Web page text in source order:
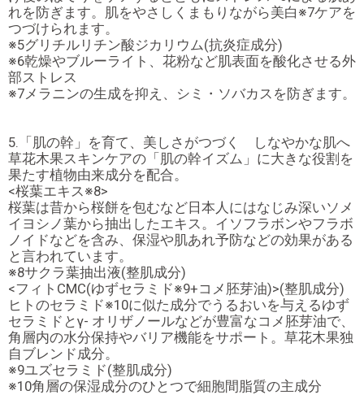
れを防ぎます。肌をやさしくまもりながら美白※7ケアを
つづけられます。
※5グリチルリチン酸ジカリウム(抗炎症成分)
※6乾燥やブルーライト、花粉など肌表面を酸化させる外
部ストレス
※7メラニンの生成を抑え、シミ・ソバカスを防ぎます。
5.「肌の幹」を育て、美しさがつづく しなやかな肌へ
草花木果スキンケアの「肌の幹イズム」に大きな役割を
果たす植物由来成分を配合。
<桜葉エキス※8>
桜葉は昔から桜餅を包むなど日本人にはなじみ深いソメ
イヨシノ葉から抽出したエキス。イソフラボンやフラボ
ノイドなどを含み、保湿や肌あれ予防などの効果がある
と言われています。
※8サクラ葉抽出液(整肌成分)
<フィトCMC(ゆずセラミド※9+コメ胚芽油)>(整肌成分)
ヒトのセラミド※10に似た成分でうるおいを与えるゆず
セラミドとγ- オリザノールなどが豊富なコメ胚芽油で、
角層内の水分保持やバリア機能をサポート。草花木果独
自ブレンド成分。
※9ユズセラミド(整肌成分)
※10角層の保湿成分のひとつで細胞間脂質の主成分